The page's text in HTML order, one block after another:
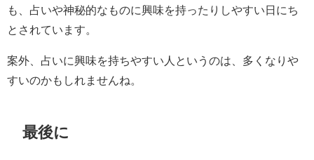
も、占いや神秘的なものに興味を持ったりしやすい日にち
とされています。
案外、占いに興味を持ちやすい人というのは、多くなりや
すいのかもしれませんね。
最後に